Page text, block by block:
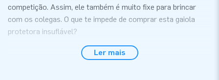
competição. Assim, ele também é muito fixe para brincar
com os colegas. O que te impede de comprar esta gaiola
protetora insuflável?
Marca pontos com este jogo de futebol insuflável
Ler mais